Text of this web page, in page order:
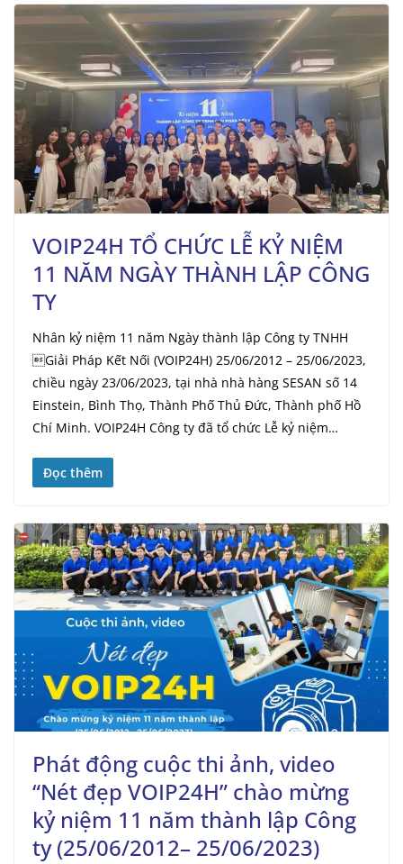
VOIP24H TỔ CHỨC LỄ KỶ NIỆM
11 NĂM NGÀY THÀNH LẬP CÔNG
TY
Nhân kỷ niệm 11 năm Ngày thành lập Công ty TNHH
Giải Pháp Kết Nối (VOIP24H) 25/06/2012 – 25/06/2023,
chiều ngày 23/06/2023, tại nhà nhà hàng SESAN số 14
Einstein, Bình Thọ, Thành Phố Thủ Đức, Thành phố Hồ
Chí Minh. VOIP24H Công ty đã tổ chức Lễ kỷ niệm…
Đọc thêm
Phát động cuộc thi ảnh, video
“Nét đẹp VOIP24H” chào mừng
kỷ niệm 11 năm thành lập Công
ty (25/06/2012– 25/06/2023)